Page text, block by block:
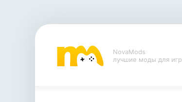
NovaMods
лучшие моды для игр